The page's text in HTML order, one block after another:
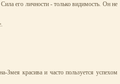
его личности - только видимость. Он не
красива и часто пользуется успехом